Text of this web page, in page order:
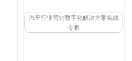
管理教练
方案及赋能专家
汽车行业营销数字化解决方案实战
专家